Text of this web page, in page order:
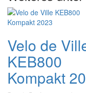
Velo de
KEB800
Kompakt